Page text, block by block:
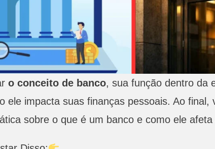
o conceito de banco, sua função dentro da
ele impacta suas finanças pessoais. Ao
sobre o que é um banco e como ele